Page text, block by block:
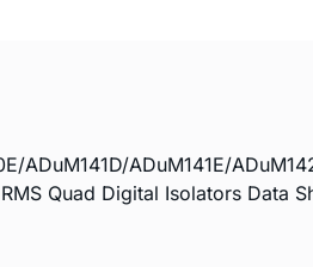
ADuM141D/ADuM141E/
Quad Digital Isolators Data